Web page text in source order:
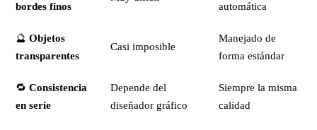
bordes finos
automática
🔮 Objetos
transparentes
Casi imposible
Manejado de
forma estándar
🔁 Consistencia
en serie
Depende del
diseñador gráfico
Siempre la misma
calidad